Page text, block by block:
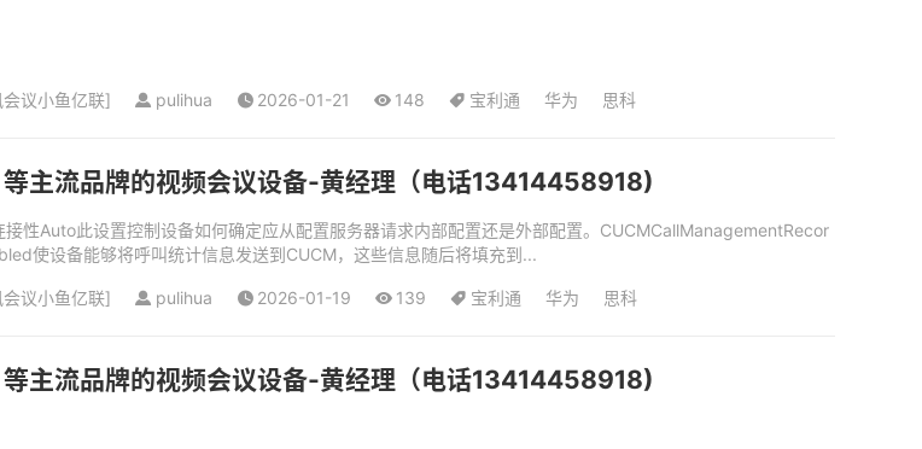
议小鱼亿联] pulihua 2026-01-21 148 宝利通 华为 思科
主流品牌的视频会议设备-黄经理（电话13414458918)
性Auto此设置控制设备如何确定应从配置服务器请求内部配置还是外部配置。CUCMCallManagementRecor
使设备能够将呼叫统计信息发送到CUCM，这些信息随后将填充到...
议小鱼亿联] pulihua 2026-01-19 139 宝利通 华为 思科
主流品牌的视频会议设备-黄经理（电话13414458918)